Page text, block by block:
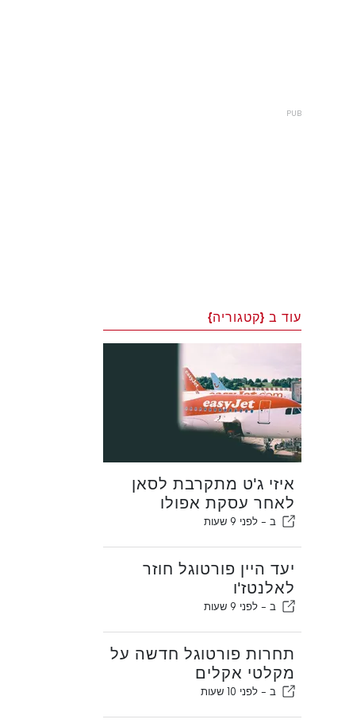
עוד ב {קטגוריה}
איזי ג'ט מתקרבת לסאן
לאחר עסקת אפולו
ב - לפני 9 שעות
יעד היין פורטוגל חוזר
לאלנטז'ו
ב - לפני 9 שעות
תחרות פורטוגל חדשה על
מקלטי אקלים
ב - לפני 10 שעות